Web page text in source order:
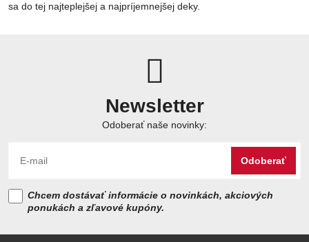
sa do tej najteplejšej a najpríjemnejšej deky.
Newsletter
Odoberať naše novinky:
Odoberať
Chcem dostávať informácie o novinkách, akciových
ponukách a zľavové kupóny.